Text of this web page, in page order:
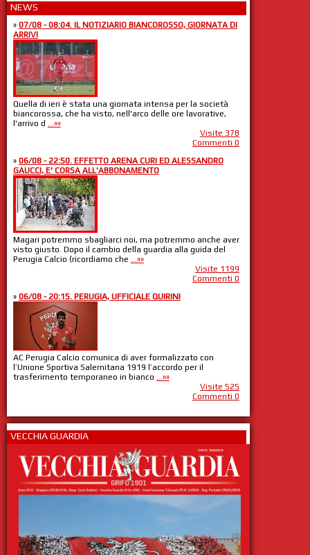
NEWS
» 07/08 - 08:04. IL NOTIZIARIO BIANCOROSSO, GIORNATA DI
ARRIVI
Quella di ieri è stata una giornata intensa per la società
biancorossa, che ha visto, nell'arco delle ore lavorative,
l'arrivo d
...»»
Visite 378
Commenti 0
» 06/08 - 22:50. EFFETTO ARENA CURI ED ALESSANDRO
GAUCCI, E' CORSA ALL'ABBONAMENTO
Magari potremmo sbagliarci noi, ma potremmo anche aver
visto giusto. Dopo il cambio della guardia alla guida del
Perugia Calcio (ricordiamo che
...»»
Visite 1199
Commenti 0
» 06/08 - 20:15. PERUGIA, UFFICIALE QUIRINI
AC Perugia Calcio comunica di aver formalizzato con
l’Unione Sportiva Salernitana 1919 l’accordo per il
trasferimento temporaneo in bianco
...»»
Visite 525
Commenti 0
VECCHIA GUARDIA